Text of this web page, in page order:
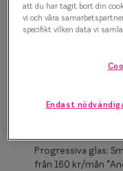
Osäker på vilken
Enkelslipade glas:
Progressiva glas:
från 160 kr/mån
att du har tagit bort din
vi och våra
specifikt vilken data vi
Endast